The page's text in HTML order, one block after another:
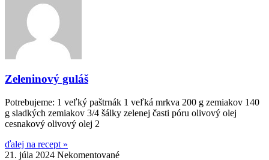
Zeleninový guláš
Potrebujeme: 1 veľký paštrnák 1 veľká mrkva 200 g zemiakov 140
g sladkých zemiakov 3/4 šálky zelenej časti póru olivový olej
cesnakový olivový olej 2
ďalej na recept »
21. júla 2024 Nekomentované